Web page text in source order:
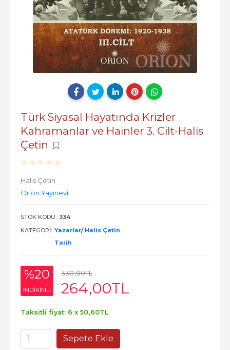
Türk Siyasal Hayatında Krizler
Kahramanlar ve Hainler 3. Cilt-Halis
Çetin
Halis Çetin
Orion Yayınevi
STOK KODU: 334
KATEGORI: Yazarlar/ Halis Çetin
Tarih
%20
INDIRIMLI
330,00TL
264,00TL
Taksitli fiyat: 6 x 50,60TL
Sepete Ekle